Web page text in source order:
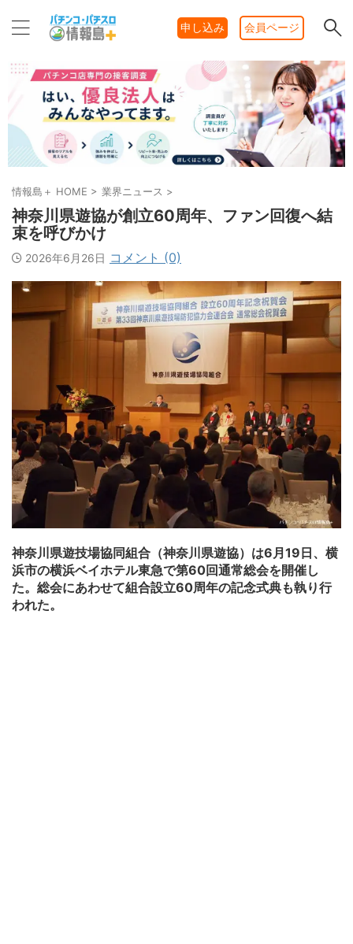
申し込み 会員ページ
情報島＋ HOME > 業界ニュース >
神奈川県遊協が創立60周年、ファン回復へ結
束を呼びかけ
2026年6月26日 コメント (0)
神奈川県遊技場協同組合（神奈川県遊協）は6月19日、横
浜市の横浜ベイホテル東急で第60回通常総会を開催し
た。総会にあわせて組合設立60周年の記念式典も執り行
われた。